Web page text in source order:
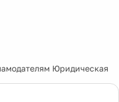
Юридическая